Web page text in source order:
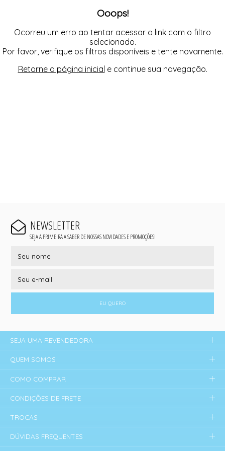
Ooops!
Ocorreu um erro ao tentar acessar o link com o filtro
selecionado.
Por favor, verifique os filtros disponíveis e tente novamente.
Retorne a página inicial e continue sua navegação.
NEWSLETTER
SEJA A PRIMEIRA A SABER DE NOSSAS NOVIDADES E PROMOÇÕES!
EU QUERO
SEJA UMA REVENDEDORA
QUEM SOMOS
COMO COMPRAR
CONDIÇÕES DE FRETE
TROCAS
DÚVIDAS FREQUENTES